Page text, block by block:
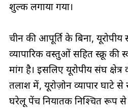
शुल्क लगाया गया।
चीन की आपूर्ति के बिना,
व्यापारिक वस्तुओं सहित स्क्रू
मांग है। इसलिए यूरोपीय संघ
तलाश में, यूरोज़ोन व्यापार घाटे से
घरेलू पेंच निर्यातक निश्चित रूप